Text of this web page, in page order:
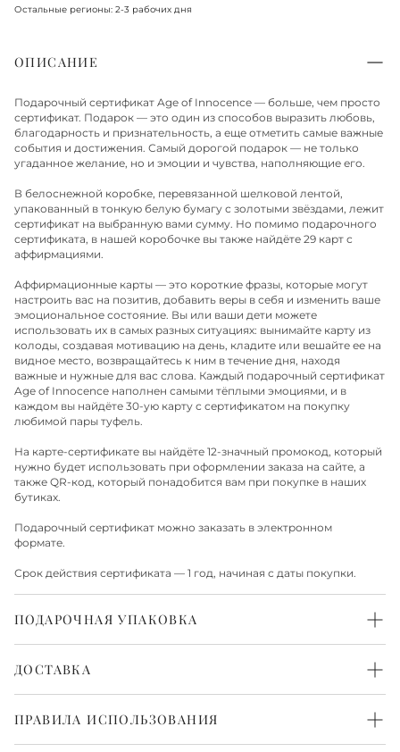
Остальные регионы: 2-3 рабочих дня
ОПИСАНИЕ
Подарочный сертификат Age of Innocence — больше, чем просто
сертификат. Подарок — это один из способов выразить любовь,
благодарность и признательность, а еще отметить самые важные
события и достижения. Самый дорогой подарок — не только
угаданное желание, но и эмоции и чувства, наполняющие его.
В белоснежной коробке, перевязанной шелковой лентой,
упакованный в тонкую белую бумагу с золотыми звёздами, лежит
сертификат на выбранную вами сумму. Но помимо подарочного
сертификата, в нашей коробочке вы также найдёте 29 карт с
аффирмациями.
Аффирмационные карты — это короткие фразы, которые могут
настроить вас на позитив, добавить веры в себя и изменить ваше
эмоциональное состояние. Вы или ваши дети можете
использовать их в самых разных ситуациях: вынимайте карту из
колоды, создавая мотивацию на день, кладите или вешайте ее на
видное место, возвращайтесь к ним в течение дня, находя
важные и нужные для вас слова. Каждый подарочный сертификат
Age of Innocence наполнен самыми тёплыми эмоциями, и в
каждом вы найдёте 30-ую карту с сертификатом на покупку
любимой пары туфель.
На карте-сертификате вы найдёте 12-значный промокод, который
нужно будет использовать при оформлении заказа на сайте, а
также QR-код, который понадобится вам при покупке в наших
бутиках.
Подарочный сертификат можно заказать в электронном
формате.
Срок действия сертификата — 1 год, начиная с даты покупки.
ПОДАРОЧНАЯ УПАКОВКА
упаковка выглядит красиво и нарядно. Всё готово, чтобы
ДОСТАВКА
Доставка по Москве осуществляется в течение 1-2 рабочих дней.
подробную информацию о ней можно получить у менеджера.
ПРАВИЛА ИСПОЛЬЗОВАНИЯ